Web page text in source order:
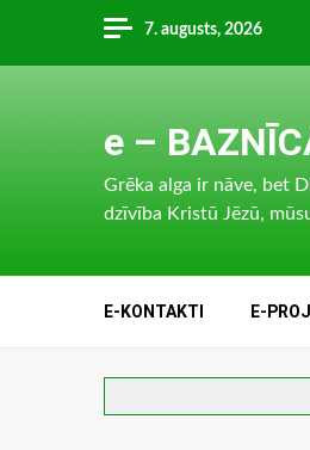
content
7. augusts, 2026
e –
Grēka alga ir nāve, bet
dzīvība Kristū Jēzū,
E-KONTAKTI E-